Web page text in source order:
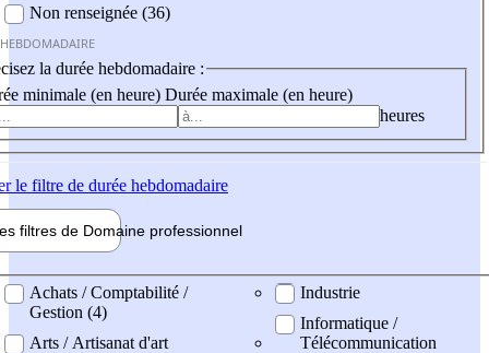
Non renseignée (36)
la durée hebdomadaire :
minimale (en heure) Durée maximale (en heure)
heures
le filtre de durée hebdomadaire
filtres de Domaine professionnel
professionel
Achats / Comptabilité /
Gestion (4)
Arts / Artisanat d'art
Industrie
Informatique /
Télécommunication